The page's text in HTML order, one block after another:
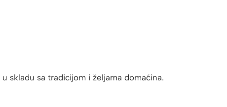
skladu sa tradicijom i željama domaćina.